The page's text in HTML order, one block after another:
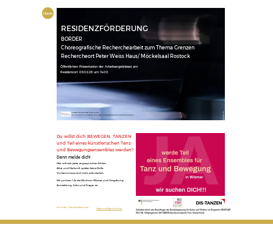
Home
Öffentlichen Präsentation der Arbeitsergebnisses am
Residenzort 08.02.26 um 14:00
RESIDENZFÖRDERUNG
BORDER
Choreografische Recherchearbeit zum Thema Grenzen
Rechercheort Peter Weiss Haus/ Möckelsaal Rostock
Gefördert durch den fredak MV aus Mitteln
des Ministerium für Wissenschaft, Kultur, Bundes- und Europaangelegenheiten Mecklenburg-Vorpommern
Foto: Frank Post
Kontakt: Claudia Senoner |
Du willst dich BEWEGEN, TANZEN
und Teil eines künstlerischen Tanz-
und Bewegungsensembles werden?
Dann melde dich!
Hier soll sich jeder angesprochen fühlen.
Alter und Herkunft spielen keine Rolle.
Vorkenntnisse sind nicht erforderlich.
Wir proben 1-2x die Woche in Wismar und Umgebung.
Anmeldung, Infos und Fragen an
cSenoner@online.de
Gefördert durch die Beauftragte der Bundesregierung für Kultur und Medien im Programm NEUSTART
KULTUR, Hilfsprogramm DIS-TANZEN des Dachverband Tanz Deutschland.